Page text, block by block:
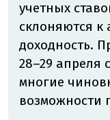
учетных
склоняются
доходность.
28–29 апреля
многие
возможности